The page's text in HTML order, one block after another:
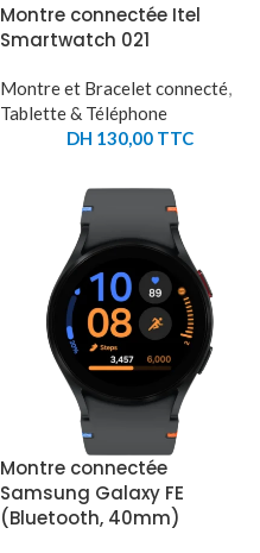
Montre connectée Itel
Smartwatch 021
Montre et Bracelet connecté
Tablette & Téléphone
DH 130,00 TTC
Montre connectée
Samsung Galaxy FE
(Bluetooth, 40mm)